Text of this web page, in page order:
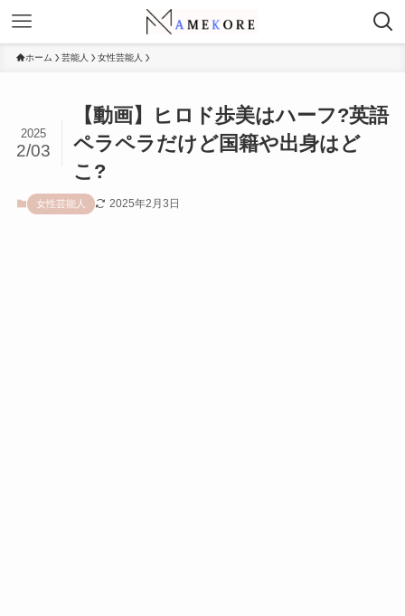
ホーム 芸能人 女性芸能人
【動画】ヒロド歩美はハーフ?英語
ペラペラだけど国籍や出身はど
こ?
2025
2/03
女性芸能人 2025年2月3日